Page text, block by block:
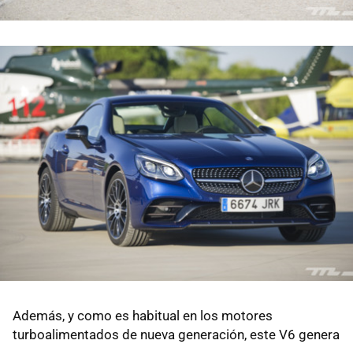
Además, y como es habitual en los motores
turboalimentados de nueva generación, este V6 genera